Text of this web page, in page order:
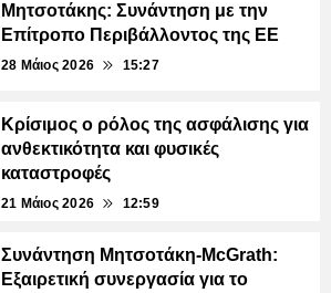
Μητσοτάκης: Συνάντηση με την
Επίτροπο Περιβάλλοντος της ΕΕ
28 Μάιος 2026 15:27
Κρίσιμος ο ρόλος της ασφάλισης για
ανθεκτικότητα και φυσικές
καταστροφές
21 Μάιος 2026 12:59
Συνάντηση Μητσοτάκη-McGrath:
Εξαιρετική συνεργασία για το